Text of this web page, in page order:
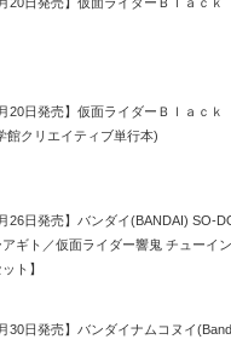
月20日発売】仮面ライダーＢｌａｃ
館クリエイティブ単行本)
月26日発売】バンダイ(BANDAI) SO-
アギト／仮面ライダー響鬼 チューイ
ト】
月30日発売】バンダイナムコヌイ